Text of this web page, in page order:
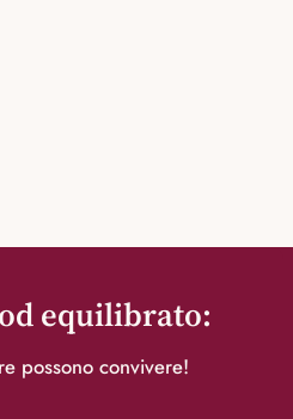
equilibrato:
possono convivere!